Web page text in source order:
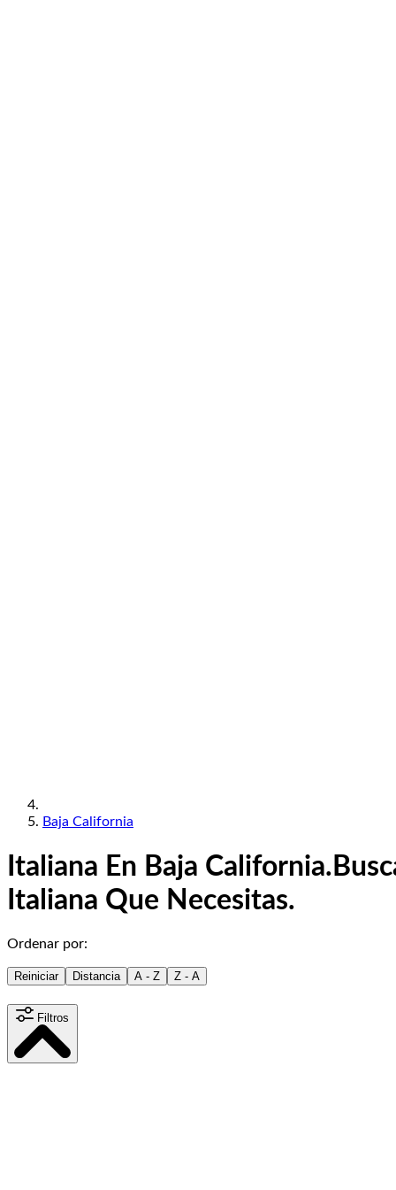
Baja California
Italiana En Baja California.
Italiana Que Necesitas.
Ordenar por:
Reiniciar Distancia A - Z Z - A